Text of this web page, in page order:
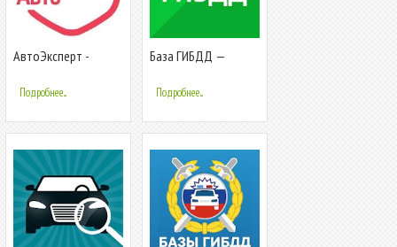
АвтоЭксперт -
базам ГИБДД
Подробнее...
База ГИБДД —
базе ГИБДД по VIN
Подробнее...